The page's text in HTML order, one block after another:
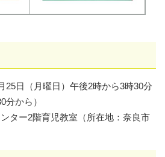
25日（月曜日）午後2時から3時30分
分から）
ター2階育児教室（所在地：奈良市